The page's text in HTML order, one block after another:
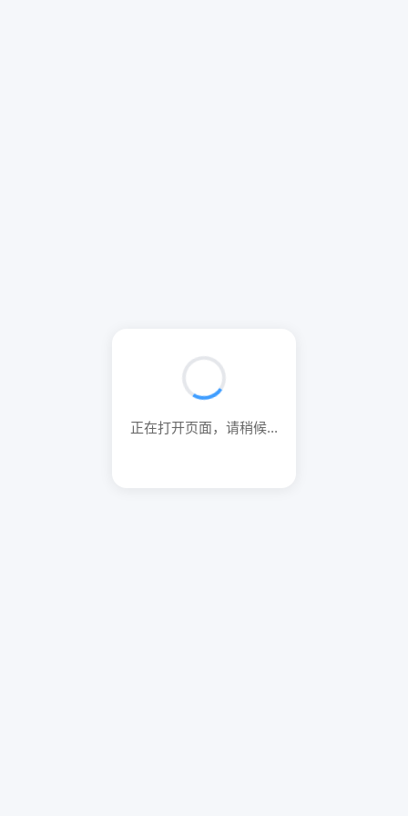
正在打开页面，请稍候...